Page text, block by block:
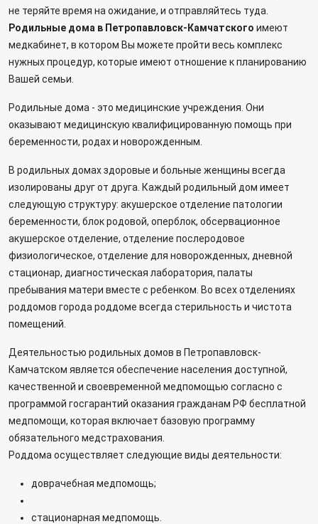
не теряйте время на ожидание, и отправляйтесь туда.
Родильные дома в Петропавловск-Камчатского имеют
медкабинет, в котором Вы можете пройти весь комплекс
нужных процедур, которые имеют отношение к планированию
Вашей семьи.
Родильные дома - это медицинские учреждения. Они
оказывают медицинскую квалифицированную помощь при
беременности, родах и новорожденным.
В родильных домах здоровые и больные женщины всегда
изолированы друг от друга. Каждый родильный дом имеет
следующую структуру: акушерское отделение патологии
беременности, блок родовой, оперблок, обсервационное
акушерское отделение, отделение послеродовое
физиологическое, отделение для новорожденных, дневной
стационар, диагностическая лаборатория, палаты
пребывания матери вместе с ребенком. Во всех отделениях
роддомов города роддоме всегда стерильность и чистота
помещений.
Деятельностью родильных домов в Петропавловск-
Камчатском является обеспечение населения доступной,
качественной и своевременной медпомощью согласно с
программой госгарантий оказания гражданам РФ бесплатной
медпомощи, которая включает базовую программу
обязательного медстрахования.
Роддома осуществляет следующие виды деятельности:
доврачебная медпомощь;
стационарная медпомощь.